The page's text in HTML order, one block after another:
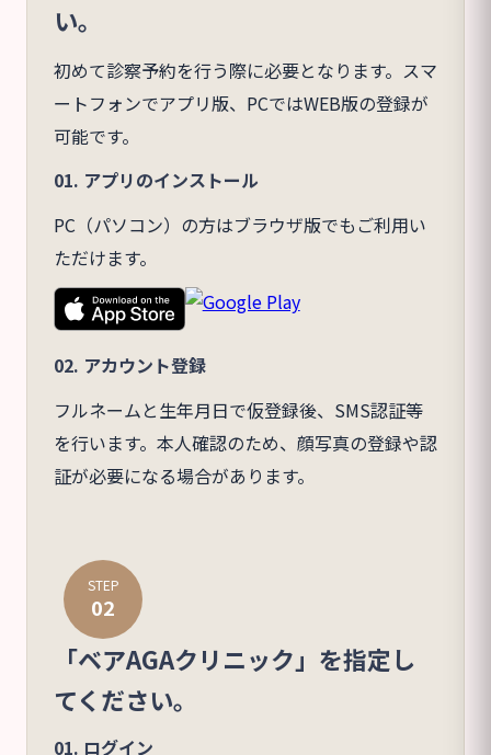
い。
初めて診察予約を行う際に必要となります。スマ
ートフォンでアプリ版、PCではWEB版の登録が
可能です。
01. アプリのインストール
PC（パソコン）の方はブラウザ版でもご利用い
ただけます。
02. アカウント登録
フルネームと生年月日で仮登録後、SMS認証等
を行います。本人確認のため、顔写真の登録や認
証が必要になる場合があります。
STEP
02
「ベアAGAクリニック」を指定し
てください。
01. ログイン